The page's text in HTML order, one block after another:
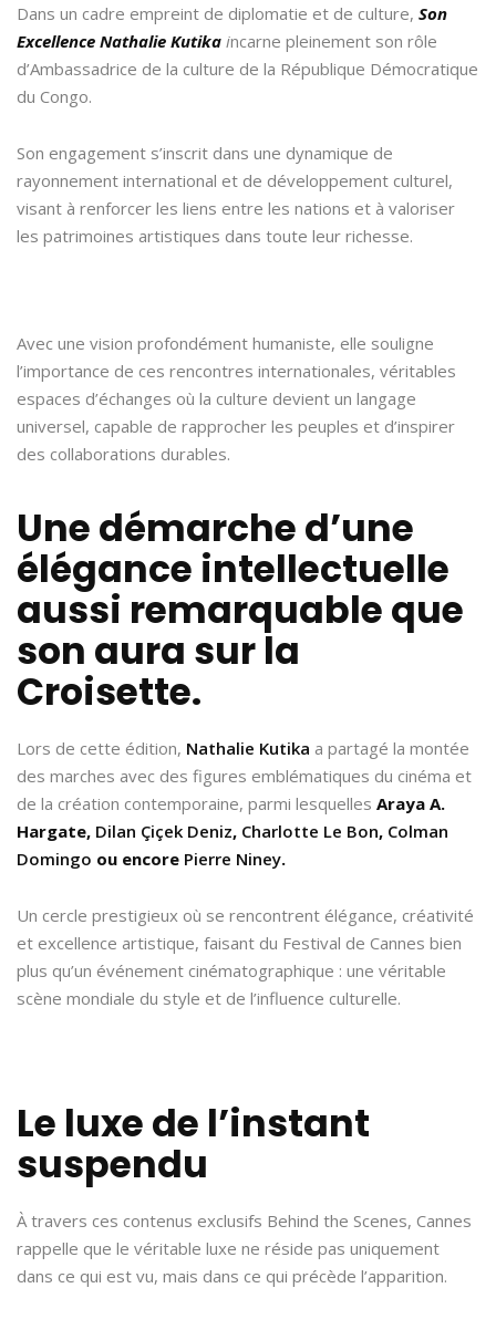
Dans un cadre empreint de diplomatie et de culture, Son
Excellence Nathalie Kutika incarne pleinement son rôle
d’Ambassadrice de la culture de la République Démocratique
du Congo.
Son engagement s’inscrit dans une dynamique de
rayonnement international et de développement culturel,
visant à renforcer les liens entre les nations et à valoriser
les patrimoines artistiques dans toute leur richesse.
Avec une vision profondément humaniste, elle souligne
l’importance de ces rencontres internationales, véritables
espaces d’échanges où la culture devient un langage
universel, capable de rapprocher les peuples et d’inspirer
des collaborations durables.
Une démarche d’une
élégance intellectuelle
aussi remarquable que
son aura sur la
Croisette.
Lors de cette édition, Nathalie Kutika a partagé la montée
des marches avec des figures emblématiques du cinéma et
de la création contemporaine, parmi lesquelles Araya A.
Hargate, Dilan Çiçek Deniz, Charlotte Le Bon, Colman
Domingo ou encore Pierre Niney.
Un cercle prestigieux où se rencontrent élégance, créativité
et excellence artistique, faisant du Festival de Cannes bien
plus qu’un événement cinématographique : une véritable
scène mondiale du style et de l’influence culturelle.
Le luxe de l’instant
suspendu
À travers ces contenus exclusifs Behind the Scenes, Cannes
rappelle que le véritable luxe ne réside pas uniquement
dans ce qui est vu, mais dans ce qui précède l’apparition.